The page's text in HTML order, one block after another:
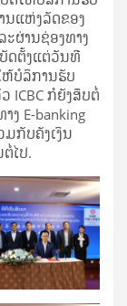
ນແຫ່ງລັດຂອງ
ະຜ່ານຊ່ອງທາງ
ບັດຕັ້ງແຕ່ວັນທີ
ຫ້ບໍລິການຮັບ
ICBC ກໍຍັງສຶບຕໍ່
E-banking
ກັບຄັງເງິນ
ໄປ.